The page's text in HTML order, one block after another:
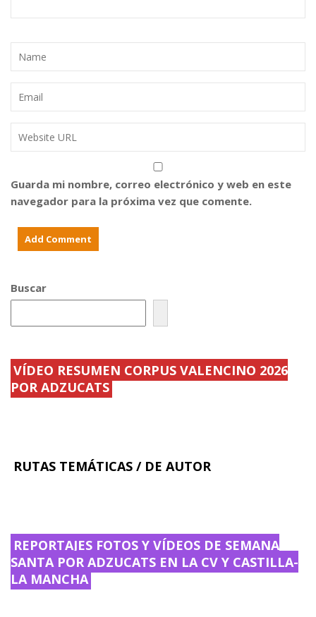
Guarda mi nombre, correo electrónico y web en este
navegador para la próxima vez que comente.
Buscar
VÍDEO RESUMEN CORPUS VALENCINO 2026
POR ADZUCATS
RUTAS TEMÁTICAS / DE AUTOR
REPORTAJES FOTOS Y VÍDEOS DE SEMANA
SANTA POR ADZUCATS EN LA CV Y CASTILLA-
LA MANCHA